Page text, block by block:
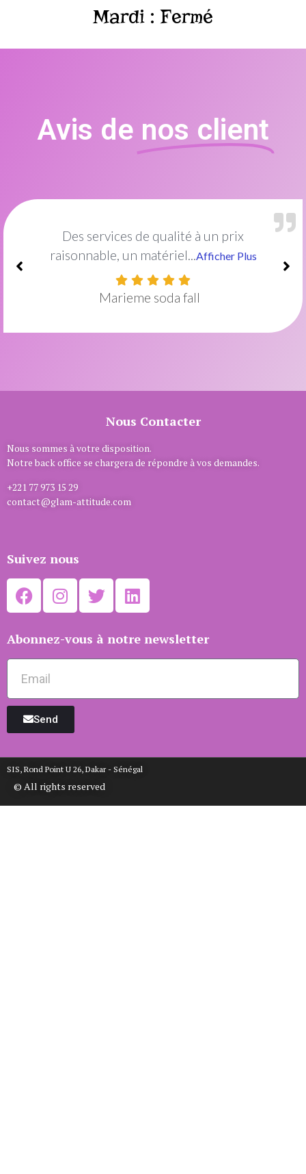
Mardi : Fermé
Avis de nos client
Excellent institut de beauté !Le cadre est
idéal et décoré...Afficher Plus
Amish Mayel
Nous Contacter
Nous sommes à votre disposition.
Notre back office se chargera de répondre à vos demandes.
+221 77 973 15 29
contact@glam-attitude.com
Suivez nous
Abonnez-vous à notre newsletter
Send
SIS, Rond Point U 26, Dakar - Sénégal
© All rights reserved